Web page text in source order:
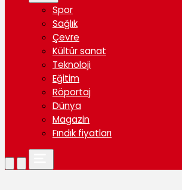
Spor
Sağlık
Çevre
Kültür sanat
Teknoloji
Eğitim
Röportaj
Dünya
Magazin
Fındık fiyatları